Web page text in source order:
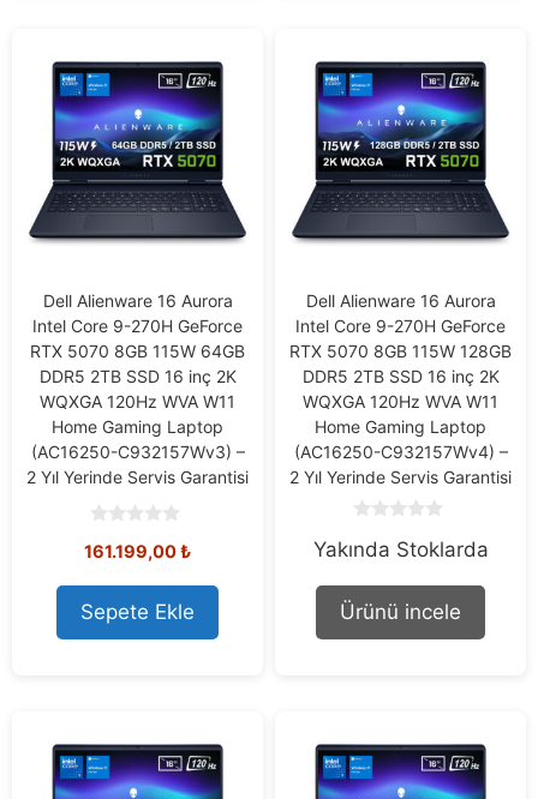
Dell Alienware 16 Aurora
Intel Core 9-270H GeForce
RTX 5070 8GB 115W 64GB
DDR5 2TB SSD 16 inç 2K
WQXGA 120Hz WVA W11
Home Gaming Laptop
(AC16250-C932157Wv3) –
2 Yıl Yerinde Servis Garantisi
o
t
o
f
5
161.199,00₺
Sepete Ekle
Dell Alienware 16 Aurora
Intel Core 9-270H GeForce
RTX 5070 8GB 115W 128GB
DDR5 2TB SSD 16 inç 2K
WQXGA 120Hz WVA W11
Home Gaming Laptop
(AC16250-C932157Wv4) –
2 Yıl Yerinde Servis Garantisi
o
t
f
Yakında Stoklarda
Ürünü incele